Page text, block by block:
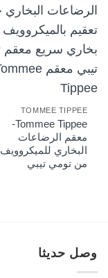
TOMMEE TIPPEE
Tommee Tippee-
معقم الرضاعات
البخاري للميكروويف
من تومي تيبي
وصل حديثا